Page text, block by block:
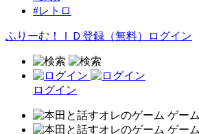
#レトロ
ふりーむ！ＩＤ登録（無料） ログイン
ログイン